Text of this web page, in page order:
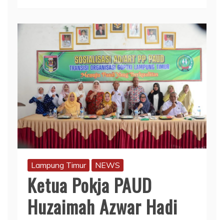
Lampung Timur NEWS
Ketua Pokja PAUD
Huzaimah Azwar Hadi